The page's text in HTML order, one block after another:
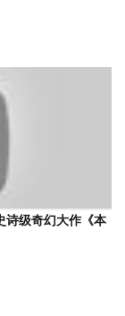
诗级奇幻大作《本